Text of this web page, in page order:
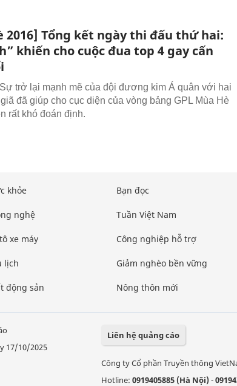
2016] Tổng kết ngày thi đấu thứ hai:
khiến cho cuộc đua top 4 gay cấn
trở lại mạnh mẽ của đội đương kim Á quân với hai
đã giúp cho cục diện của vòng bảng GPL Mùa Hè
rất khó đoán định.
khỏe
nghệ
xe máy
lịch
động sản
Bạn đọc
Tuần Việt Nam
Công nghiệp hỗ trợ
Giảm nghèo bền vững
Nông thôn mới
17/10/2025
Liên hệ quảng cáo
Công ty Cổ phần Truyền thông
Hotline: 0919405885 (Hà Nội)-